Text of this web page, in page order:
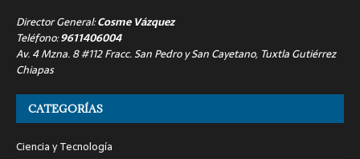
Director General:Cosme Vázquez
Teléfono:9611406004
Av. 4 Mzna. 8 #112 Fracc. San Pedro y San Cayetano, Tuxtla Gutiérrez
Chiapas
CATEGORÍAS
Ciencia y Tecnología